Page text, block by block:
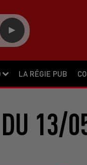
LA RÉGIE PUB
13/